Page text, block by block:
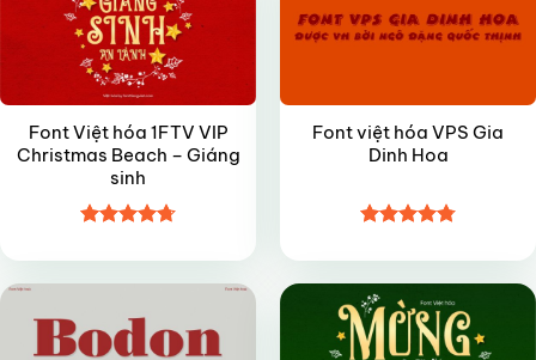
Font Việt hóa 1FTV VIP
Christmas Beach – Giáng
sinh
hạng4.75
sao
Font việt hóa VPS Gia
Dinh Hoa
hạng4.85
sao